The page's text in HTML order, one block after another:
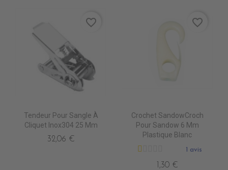
Tendeur Pour Sangle À
Cliquet Inox304 25 Mm
32,06 €
favorite_border
Crochet SandowCroch
Pour Sandow 6 Mm
Plastique Blanc
1 avis
1,30 €
favorite_border